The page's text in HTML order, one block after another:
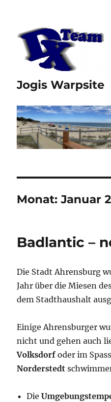
Jogis Warpsite
Monat:Januar
Badlantic –
Die Stadt Ahrensburg
Jahr über die Miesen
dem Stadthaushalt
Einige Ahrensburger
nicht und gehen auch
Volksdorf oder im
Norderstedt
Die